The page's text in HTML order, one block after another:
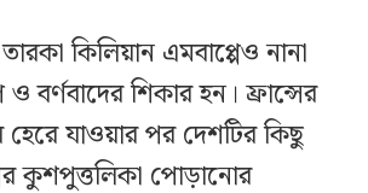
কিলিয়ান এমবাপ্পেও নানা
শিকার হন। ফ্রান্সের
হেরে যাওয়ার পর দেশটির কিছু
কুশপুত্তলিকা পোড়ানোর